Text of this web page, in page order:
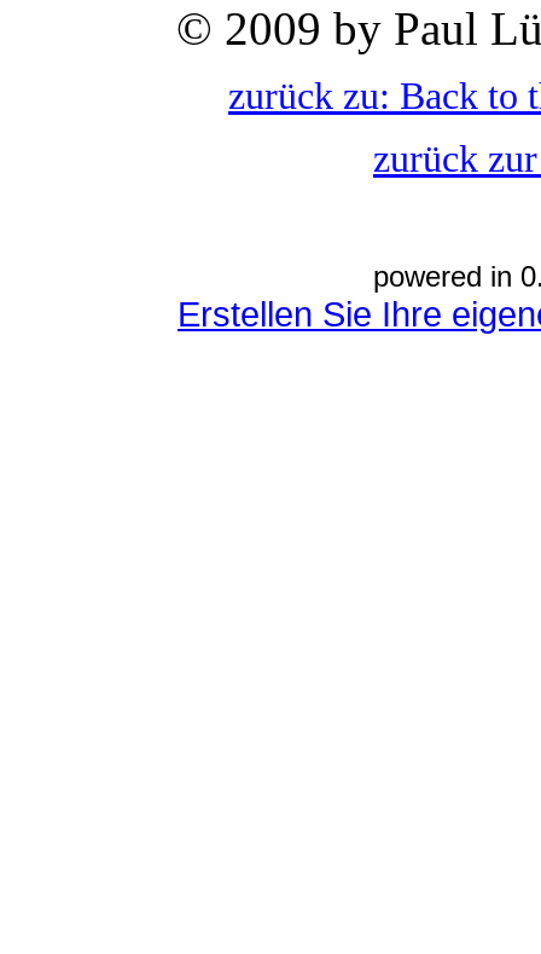
© 2009 by Paul
zurück zu: Back to
zurück
powered in
Erstellen Sie Ihre